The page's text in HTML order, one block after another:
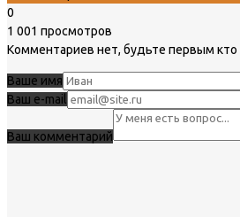
0
1 001 просмотров
Комментариев нет, будьте первым кто
Ваше имя
Ваш e-mail
Ваш комментарий